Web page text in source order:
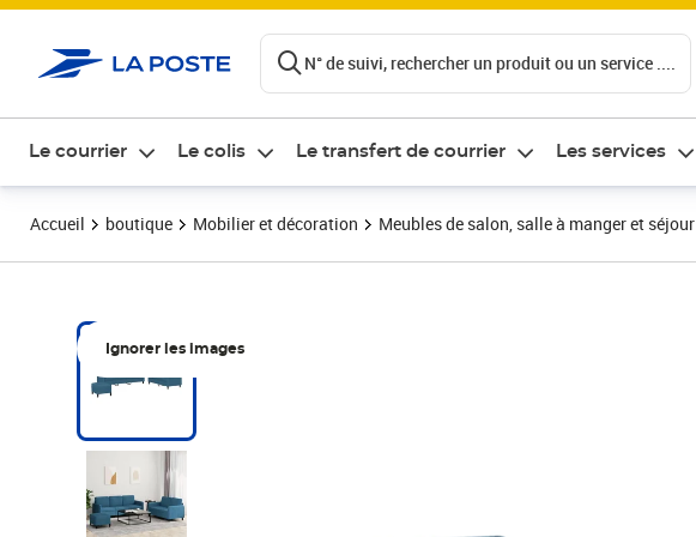
N° de suivi, rechercher un produit ou un service ....
Le courrier Le colis Le transfert de courrier Les services
Accueil boutique Mobilier et décoration Meubles de salon, salle à manger et séjour
Ignorer les images